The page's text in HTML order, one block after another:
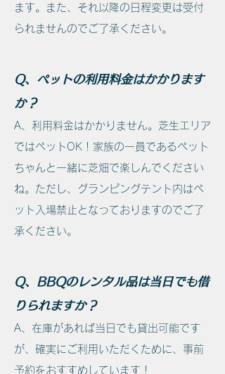
ます。また、それ以降の日程変更は受付
られませんのでご了承ください。
Q、ペットの利用料金はかかります
か？
A、利用料金はかかりません。芝生エリア
ではペットOK！家族の一員であるペット
ちゃんと一緒に芝畑で楽しんでください
ね。ただし、グランピングテント内はペ
ット入場禁止となっておりますのでご了
承ください。
Q、BBQのレンタル品は当日でも借
りられますか？
A、在庫があれば当日でも貸出可能です
が、確実にご利用いただくために、事前
予約をおすすめしています！